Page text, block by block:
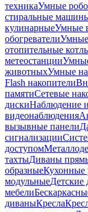
техникаУмные
стиральные
кулинарныеУмные
обогревателиУмные
отопительные
метеостанции
животныхУмные
Flash накопители
памятиСетевые
дискиНаблюдение
видеонаблюдения
вызывные панели
сигнализации
доступом
тахтыДиваны
образныеКухонные
модульныеДетские
мебели
диваныКресла